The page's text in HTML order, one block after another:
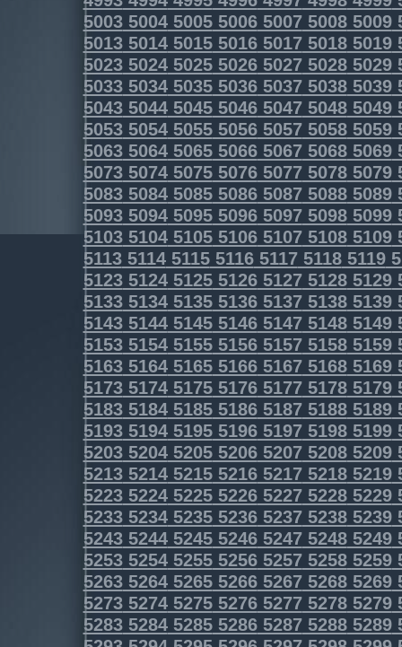
5003500450055006500750085009
5013501450155016501750185019
5023502450255026502750285029
5033503450355036503750385039
5043504450455046504750485049
5053505450555056505750585059
5063506450655066506750685069
5073507450755076507750785079
5083508450855086508750885089
5093509450955096509750985099
5103510451055106510751085109
5113511451155116511751185119
5123512451255126512751285129
5133513451355136513751385139
5143514451455146514751485149
5153515451555156515751585159
5163516451655166516751685169
5173517451755176517751785179
5183518451855186518751885189
5193519451955196519751985199
5203520452055206520752085209
5213521452155216521752185219
5223522452255226522752285229
5233523452355236523752385239
5243524452455246524752485249
5253525452555256525752585259
5263526452655266526752685269
5273527452755276527752785279
5283528452855286528752885289